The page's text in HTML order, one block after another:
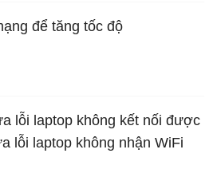
để tăng tốc độ
lỗi laptop không kết nối được
lỗi laptop không nhận WiFi